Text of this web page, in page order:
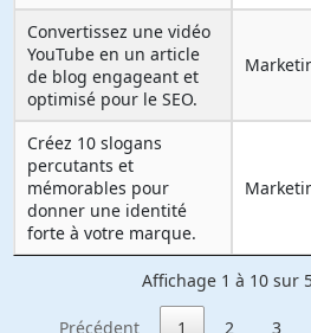
Convertissez une vidéo
YouTube en un article
de blog engageant et
optimisé pour le SEO.
Créez 10 slogans
percutants et
mémorables pour
donner une identité
forte à votre marque.
Affichage 1 à 10 sur
Précédent 1 2 3